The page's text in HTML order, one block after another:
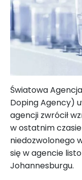
Światowa
Doping Agency)
agencji zwrócił
w ostatnim
niedozwolonego
się w agencie
Johannesburgu.